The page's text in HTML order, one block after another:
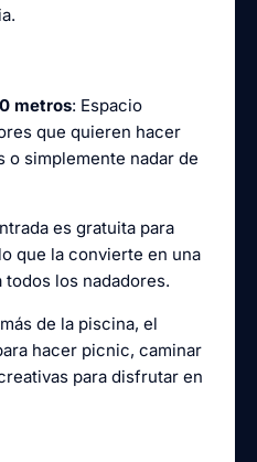
metros: Espacio
que quieren hacer
o simplemente nadar de
es gratuita para
que la convierte en una
los nadadores.
de la piscina, el
hacer picnic, caminar
para disfrutar en